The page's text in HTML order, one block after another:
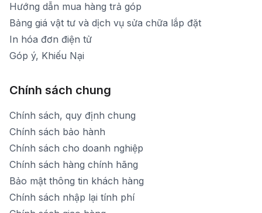
Hướng dẫn mua hàng trả góp
Bảng giá vật tư và dịch vụ sửa chữa lắp đặt
In hóa đơn điện tử
Góp ý, Khiếu Nại
Chính sách chung
Chính sách, quy định chung
Chính sách bảo hành
Chính sách cho doanh nghiệp
Chính sách hàng chính hãng
Bảo mật thông tin khách hàng
Chính sách nhập lại tính phí